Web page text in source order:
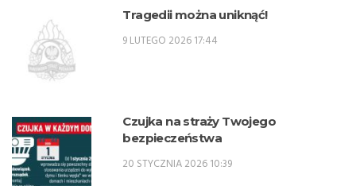
r. – SPO
Tragedii można uniknąć!
9 LUTEGO 2026 17:44
Czujka na straży Twojego
bezpieczeństwa
20 STYCZNIA 2026 10:39